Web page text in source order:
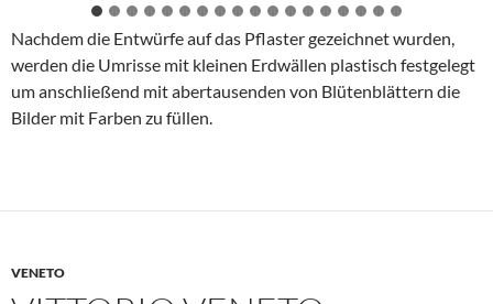
Nachdem die Entwürfe auf das Pflaster gezeichnet wurden,
werden die Umrisse mit kleinen Erdwällen plastisch festgelegt
um anschließend mit abertausenden von Blütenblättern die
Bilder mit Farben zu füllen.
VENETO